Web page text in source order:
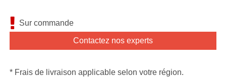
Sur commande
Contactez nos experts
* Frais de livraison applicable selon votre région.